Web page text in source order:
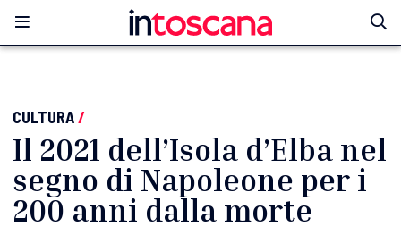
CULTURA/
Il 2021 dell’Isola d’Elba nel
segno di Napoleone per i
200 anni dalla morte